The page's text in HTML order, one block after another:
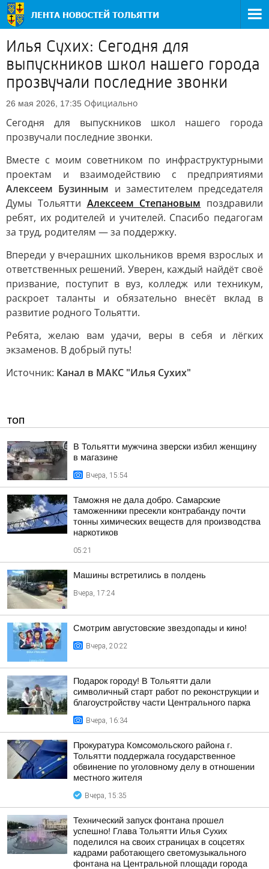
Илья Сухих: Сегодня для
выпускников школ нашего города
прозвучали последние звонки
26 мая 2026, 17:35 Официально
Сегодня для выпускников школ нашего города
прозвучали последние звонки.
Вместе с моим советником по инфраструктурными
проектам и взаимодействию с предприятиями
Алексеем Бузинным и заместителем председателя
Думы Тольятти Алексеем Степановым поздравили
ребят, их родителей и учителей. Спасибо педагогам
за труд, родителям — за поддержку.
Впереди у вчерашних школьников время взрослых и
ответственных решений. Уверен, каждый найдёт своё
призвание, поступит в вуз, колледж или техникум,
раскроет таланты и обязательно внесёт вклад в
развитие родного Тольятти.
Ребята, желаю вам удачи, веры в себя и лёгких
экзаменов. В добрый путь!
Источник: Канал в МАКС "Илья Сухих"
ТОП
В Тольятти мужчина зверски избил женщину
в магазине
Вчера, 15:54
Таможня не дала добро. Самарские
таможенники пресекли контрабанду почти
тонны химических веществ для производства
наркотиков
05:21
Машины встретились в полдень
Вчера, 17:24
Смотрим августовские звездопады и кино!
Вчера, 20:22
Подарок городу! В Тольятти дали
символичный старт работ по реконструкции и
благоустройству части Центрального парка
Вчера, 16:34
Прокуратура Комсомольского района г.
Тольятти поддержала государственное
обвинение по уголовному делу в отношении
местного жителя
Вчера, 15:35
Технический запуск фонтана прошел
успешно! Глава Тольятти Илья Сухих
поделился на своих страницах в соцсетях
кадрами работающего светомузыкального
фонтана на Центральной площади города